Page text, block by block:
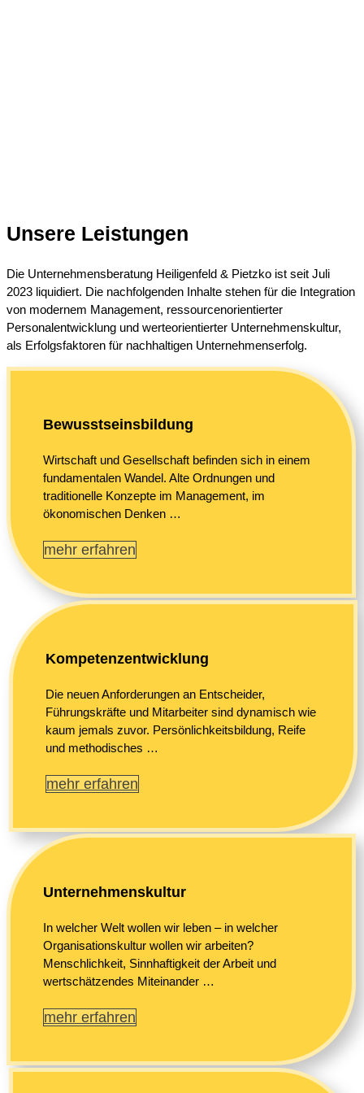
Unsere Leistungen
Die Unternehmensberatung Heiligenfeld & Pietzko ist seit Juli
2023 liquidiert. Die nachfolgenden Inhalte stehen für die Integration
von modernem Management, ressourcenorientierter
Personalentwicklung und werteorientierter Unternehmenskultur,
als Erfolgsfaktoren für nachhaltigen Unternehmenserfolg.
Bewusstseinsbildung
Wirtschaft und Gesellschaft befinden sich in einem
fundamentalen Wandel. Alte Ordnungen und
traditionelle Konzepte im Management, im
ökonomischen Denken …
mehr erfahren
Kompetenzentwicklung
Die neuen Anforderungen an Entscheider,
Führungskräfte und Mitarbeiter sind dynamisch wie
kaum jemals zuvor. Persönlichkeitsbildung, Reife
und methodisches …
mehr erfahren
Unternehmenskultur
In welcher Welt wollen wir leben – in welcher
Organisationskultur wollen wir arbeiten?
Menschlichkeit, Sinnhaftigkeit der Arbeit und
wertschätzendes Miteinander …
mehr erfahren